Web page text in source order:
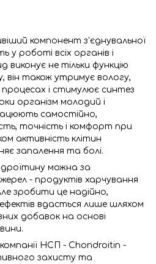
компонент з'єднувальної
роботі всіх органів і
виконує не тільки функцію
він також утримує вологу,
і стимулює синтез
організм молодий і
самостійно,
точність і комфорт при
активність клітин
запалення та болі.
можна за
- продуктів харчування
зробити це надійно,
ефектів вдасться лише шляхом
добавок на основі
НСП - Chondroitin -
захисту та